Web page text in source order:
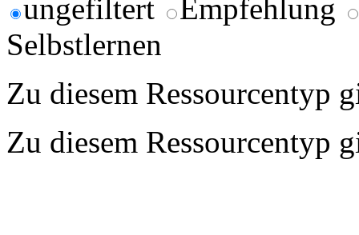
ungefiltert
Empfehlung
Selbstlernen
Zu diesem Ressourcentyp
Zu diesem Ressourcentyp